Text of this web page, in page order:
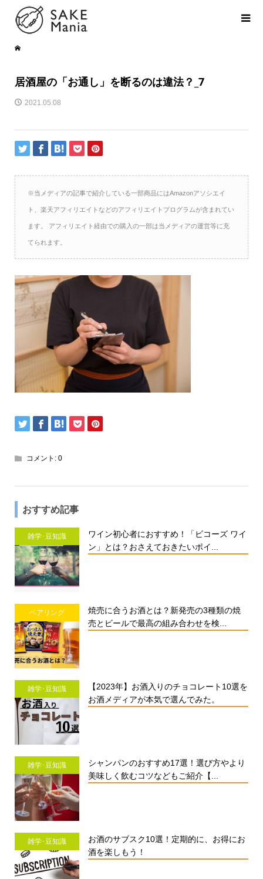
居酒屋の「お通し」を断るのは違法？_7
2021.05.08
※当メディアの記事で紹介している一部商品にはAmazonアソシエイ
ト、楽天アフィリエイトなどのアフィリエイトプログラムが含まれてい
ます。 アフィリエイト経由での購入の一部は当メディアの運営等に充
てられます。
コメント: 0
おすすめ記事
雑学･豆知識
ワイン初心者におすすめ！「ビコーズ ワイ
ン」とは？おさえておきたいポイ...
ペアリング
焼売に合うお酒とは？新発売の3種類の焼
売とビールで最高の組み合わせを検...
雑学･豆知識
【2023年】お酒入りのチョコレート10選を
お酒メディアが本気で選んでみた。
雑学･豆知識
シャンパンのおすすめ17選！選び方やより
美味しく飲むコツなどもご紹介【...
雑学･豆知識
お酒のサブスク10選！定期的に、お得にお
酒を楽しもう！